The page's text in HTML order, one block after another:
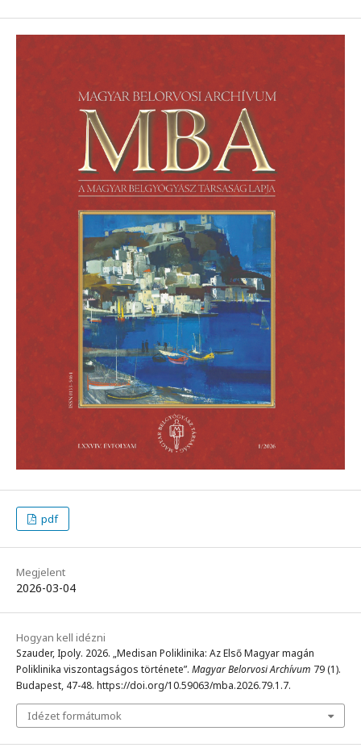
pdf
Megjelent
2026-03-04
Hogyan kell idézni
Szauder, Ipoly. 2026. „Medisan Poliklinika: Az Első Magyar magán
Poliklinika viszontagságos története”. Magyar Belorvosi Archívum 79 (1).
Budapest, 47-48. https://doi.org/10.59063/mba.2026.79.1.7.
Idézet formátumok